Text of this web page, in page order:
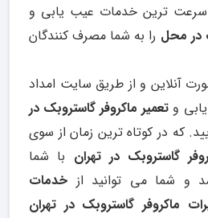
سرعت ترین خدمات عیب یابی و
در محل را به شما مصرف کنندگان
آنلاین و از طریق سایت امداد
و تعمیر ماکروفر گاستروبک در
که در کوتاه ترین زمان از سوی
گاستروبک در تهران با شما
و شما می توانید از خدمات
ماکروفر گاستروبک در تهران